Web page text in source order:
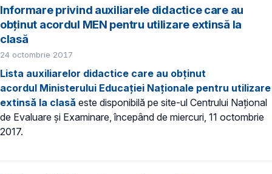
Informare privind auxiliarele didactice care au
obținut acordul MEN pentru utilizare extinsă la
clasă
24 octombrie 2017
Lista auxiliarelor didactice care au obținut
acordul Ministerului Educației Naționale pentru utilizare
extinsă la clasă este disponibilă pe site-ul Centrului Național
de Evaluare și Examinare, începând de miercuri, 11 octombrie
2017.